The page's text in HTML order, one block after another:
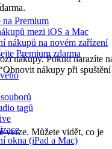
na Premium
mezi iOS a Mac
nákupů na novém zařízení
Premium zdarma
tagů
okna (iPad a Mac)
nákupy. Pokud narazíte
nákupy při spuštění
verze. Můžete vidět, co je